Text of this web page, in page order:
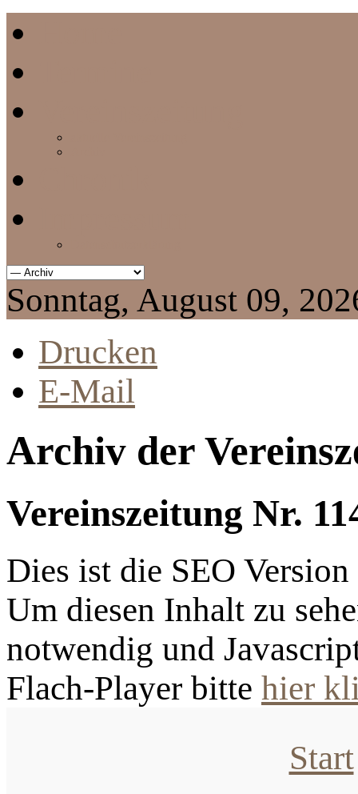
Sonntag, August 09,
Drucken
E-Mail
Archiv der
Vereinszeitung Nr.
Dies ist die SEO
Um diesen Inhalt zu
notwendig und
Flach-Player bitte hier
Start